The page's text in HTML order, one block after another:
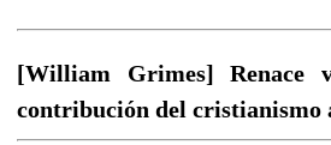
[William Grimes] Renace
contribución del cristianismo